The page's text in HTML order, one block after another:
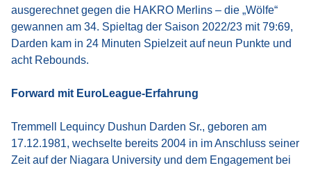
ausgerechnet gegen die HAKRO Merlins – die „Wölfe“
gewannen am 34. Spieltag der Saison 2022/23 mit 79:69,
Darden kam in 24 Minuten Spielzeit auf neun Punkte und
acht Rebounds.
Forward mit EuroLeague-Erfahrung
Tremmell Lequincy Dushun Darden Sr., geboren am
17.12.1981, wechselte bereits 2004 in im Anschluss seiner
Zeit auf der Niagara University und dem Engagement bei